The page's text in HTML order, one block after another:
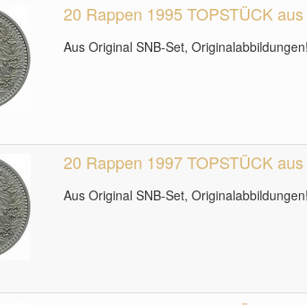
20 Rappen 1995 TOPSTÜCK
Aus Original SNB-Set, Originalabbildungen!
20 Rappen 1997 TOPSTÜCK
Aus Original SNB-Set, Originalabbildungen!